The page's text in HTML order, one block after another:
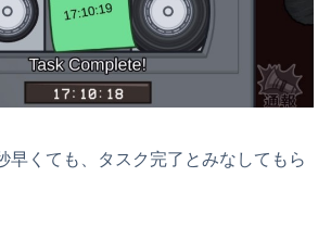
早くても、タスク完了とみなしてもら